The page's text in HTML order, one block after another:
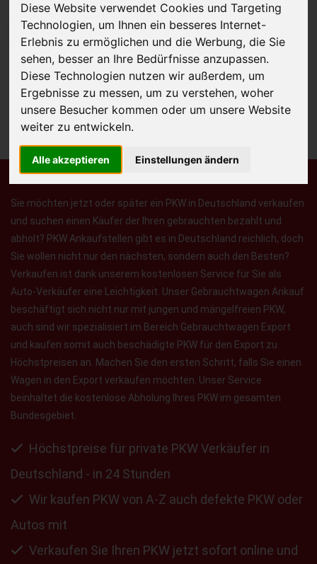
Diese Website verwendet Cookies und Targeting
Technologien, um Ihnen ein besseres Internet-
Erlebnis zu ermöglichen und die Werbung, die Sie
sehen, besser an Ihre Bedürfnisse anzupassen.
Diese Technologien nutzen wir außerdem, um
Ergebnisse zu messen, um zu verstehen, woher
unsere Besucher kommen oder um unsere Website
weiter zu entwickeln.
Alle akzeptieren Einstellungen ändern
JETZT KOSTENLOSE BEWERTUNG
Kostenloses Angebot
für den Ankauf Ihres Autos inklusive der
Abholung, auf Wunsch sofort Geld. Ihre Daten werden nicht mit Dritten
geteilt.
Wir garantieren 100% Sicherheit.
Sie möchten jetzt oder später ein PKW in Deutschland verkaufen
und suchen einen Käufer der Ihren gebrauchten bezahlt und
abholt? PKW Ankaufstellen gibt es in Deutschland reichlich, doch
Sie wollen nicht nur den nächsten, sondern auch den Besten?
Verkaufen ist dank unserem kostenlosen Service für Sie als
Auto-Verkäufer eine Leichtigkeit. Unser Gebrauchtwagen Ankauf
beschäftigt sich nicht nur mit jungen und mängelfreien PKW,
auch sind wir spezialisiert im Bereich Gebrauchtwagen Export
und kaufen somit auch beschädigte PKW für den Export zu
Höchstpreisen an. Machen Sie den ersten Schritt, falls Sie einen
Wagen in den Export verkaufen möchten. Unser Service
beinhaltet die kostenlose Abholung Ihres PKW im gesamten
Bundesgebiet.
Höchstpreise für private PKW Verkäufer in
Deutschland - in 24 Stunden
Wir kaufen PKW von A-Z auch defekte PKW oder
Autos mit
Verkaufen Sie Ihren PKW jetzt sofort online und